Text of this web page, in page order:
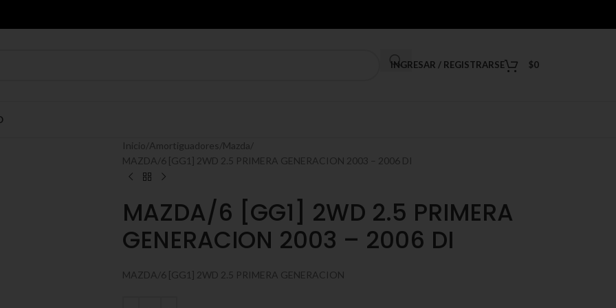
INGRESAR / REGISTRARSE $0
Inicio Amortiguadores Mazda
MAZDA/6 [GG1] 2WD 2.5 PRIMERA GENERACION 2003 – 2006 DI
MAZDA/6 [GG1] 2WD 2.5 PRIMERA
GENERACION 2003 – 2006 DI
MAZDA/6 [GG1] 2WD 2.5 PRIMERA GENERACION